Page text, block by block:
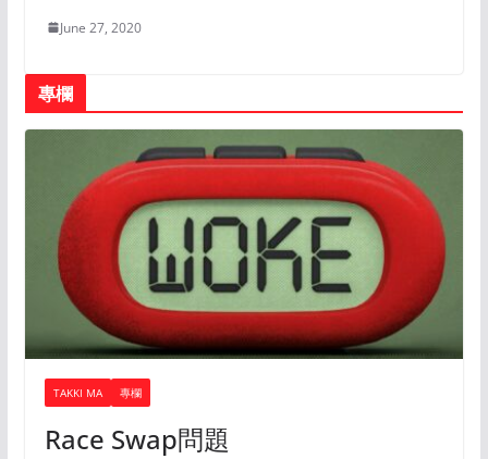
June 27, 2020
專欄
TAKKI MA 專欄
Race Swap問題